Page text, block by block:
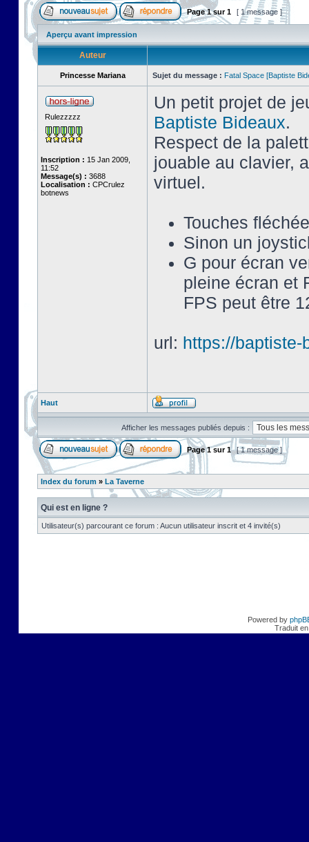
Page1sur1 [ 1 message ]
Aperçu avant impression
Auteur
Princesse Mariana Sujet du message : Fatal Space [Baptiste
Rulezzzzz
Inscription : 15 Jan 2009,
11:52
Message(s) : 3688
Localisation : CPCrulez
botnews
Un petit projet de
Baptiste Bideaux.
Respect de la
jouable au clavier,
virtuel.
Touches
Sinon un
G pour écran
pleine écran et
FPS peut être
url: https://
Haut
Afficher les messages publiés depuis :
Page1sur1 [ 1 message ]
Index du forum » La Taverne
Qui est en ligne ?
Utilisateur(s) parcourant ce forum : Aucun utilisateur inscrit et 4 invité(s)
Powered by
Traduit